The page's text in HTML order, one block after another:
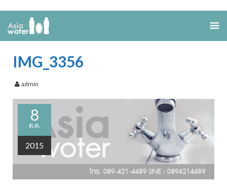
IMG_3356
admin
8
ต.ค.
2015